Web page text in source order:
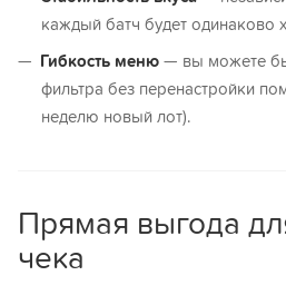
каждый батч будет одинаково
Гибкость меню — вы можете
фильтра без перенастройки
неделю новый лот).
Прямая выгода
чека